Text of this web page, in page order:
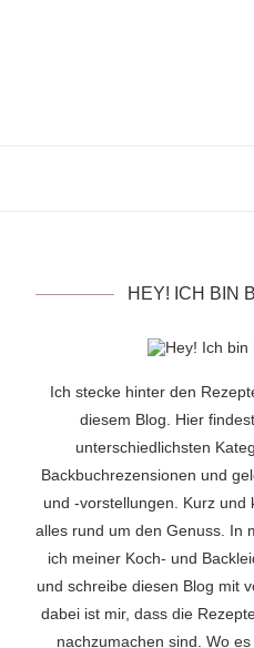
HEY! ICH BIN
Ich stecke hinter den
diesem Blog. Hier
unterschiedlichsten
Backbuchrezensionen und
und -vorstellungen. Kurz und
alles rund um den Genuss. In
ich meiner Koch- und
und schreibe diesen Blog mit
dabei ist mir, dass die
nachzumachen sind. Wo